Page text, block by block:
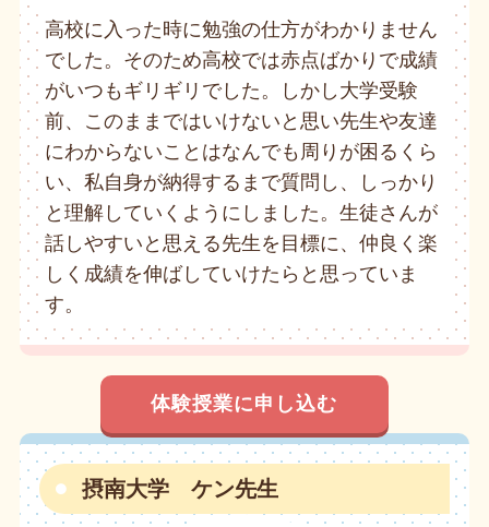
高校に入った時に勉強の仕方がわかりません
でした。そのため高校では赤点ばかりで成績
がいつもギリギリでした。しかし大学受験
前、このままではいけないと思い先生や友達
にわからないことはなんでも周りが困るくら
い、私自身が納得するまで質問し、しっかり
と理解していくようにしました。生徒さんが
話しやすいと思える先生を目標に、仲良く楽
しく成績を伸ばしていけたらと思っていま
す。
体験授業に申し込む
摂南大学 ケン先生